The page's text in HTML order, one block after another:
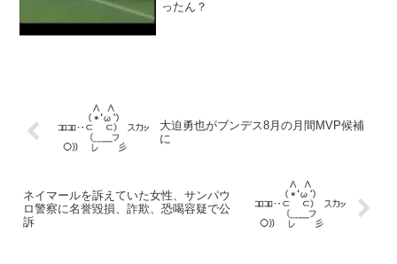
ったん？
大迫勇也がブンデス8月の月間MVP候補
に
ネイマールを訴えていた女性、サンパウ
ロ警察に名誉毀損、詐欺、恐喝容疑で公
訴